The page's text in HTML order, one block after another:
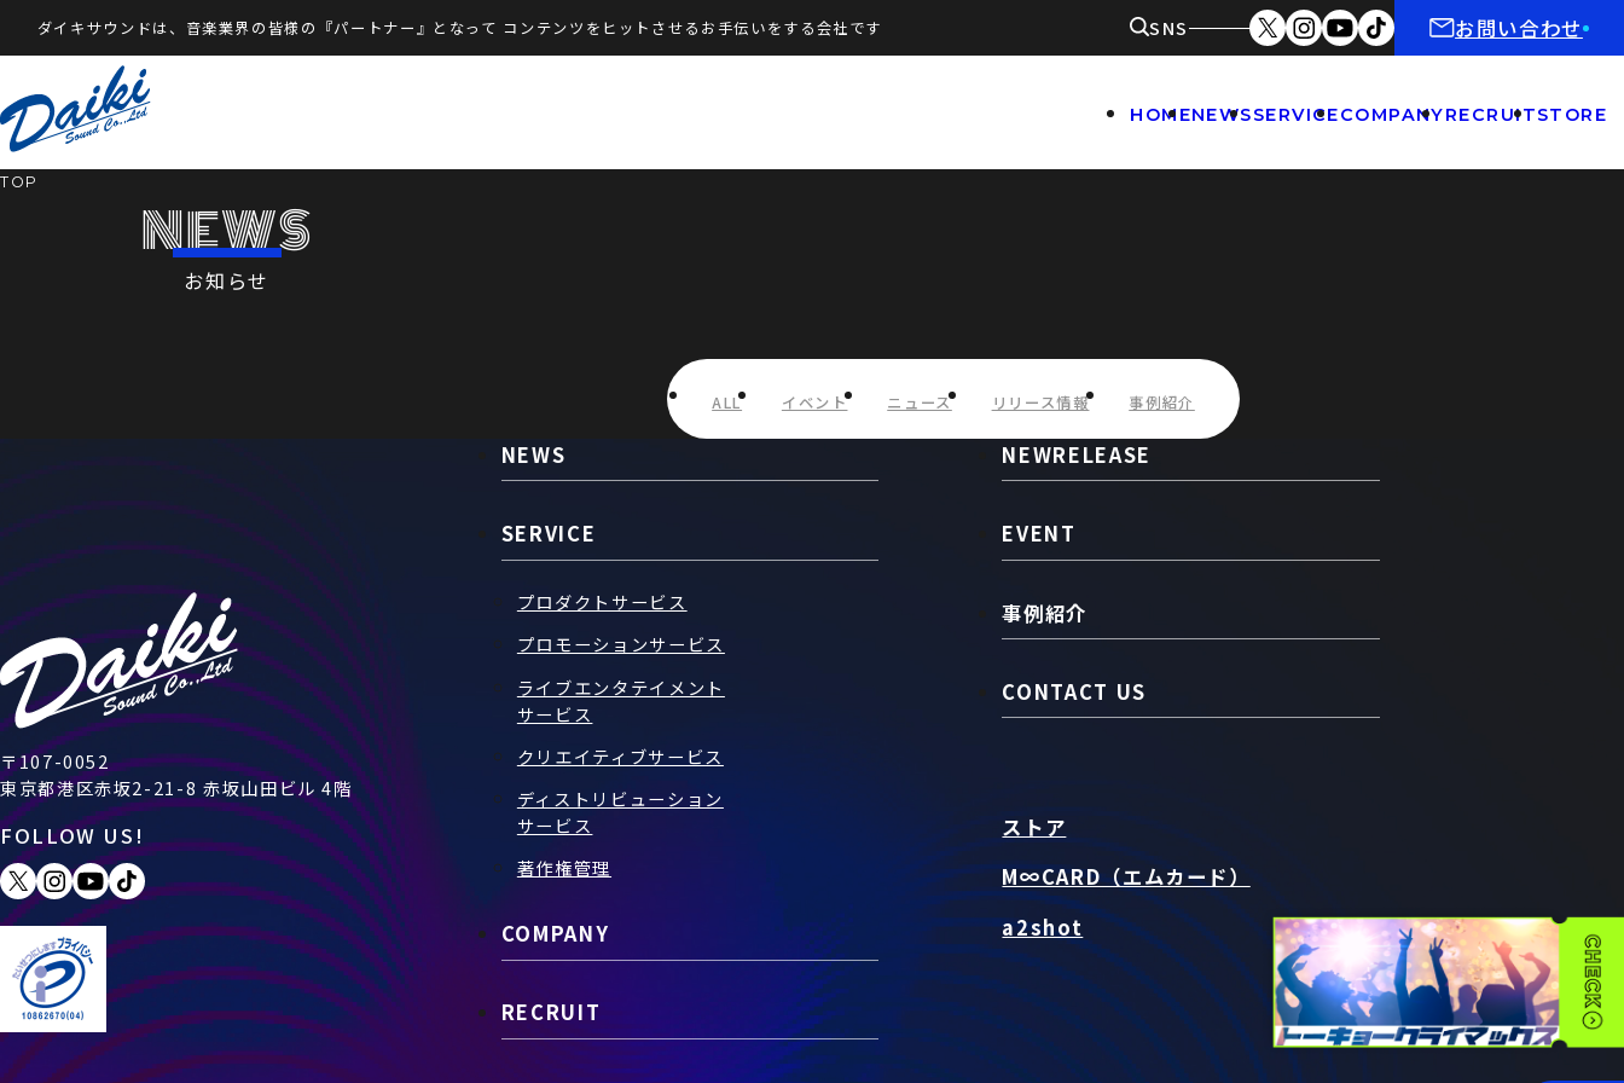
ダイキサウンドは、音楽業界の皆様の『パートナー』となって コンテンツをヒットさせるお手伝いをする会社です SNS お問い合わせ
HOMENEWSSERVICECOMPANYRECRUITSTORE
TOP
NEWS
お知らせ
ALL イベント ニュース リリース情報 事例紹介
〒107-0052
東京都港区赤坂2-21-8 赤坂山田ビル 4階
FOLLOW US!
NEWS
SERVICE
プロダクトサービス
プロモーションサービス
ライブエンタテイメント
サービス
クリエイティブサービス
ディストリビューション
サービス
著作権管理
COMPANY
RECRUIT
NEWRELEASE
EVENT
事例紹介
CONTACT US
ストア
M∞CARD（エムカード）
a2shot